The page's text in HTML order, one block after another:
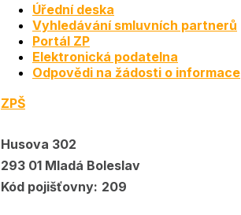
Úřední deska
Vyhledávání smluvních partnerů
Portál ZP
Elektronická podatelna
Odpovědi na žádosti o informace
ZPŠ
Husova 302
293 01 Mladá Boleslav
Kód pojišťovny: 209